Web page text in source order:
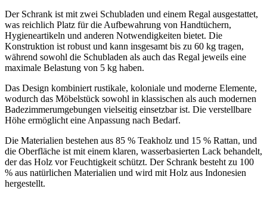
Der Schrank ist mit zwei Schubladen und einem Regal ausgestattet,
was reichlich Platz für die Aufbewahrung von Handtüchern,
Hygieneartikeln und anderen Notwendigkeiten bietet. Die
Konstruktion ist robust und kann insgesamt bis zu 60 kg tragen,
während sowohl die Schubladen als auch das Regal jeweils eine
maximale Belastung von 5 kg haben.
Das Design kombiniert rustikale, koloniale und moderne Elemente,
wodurch das Möbelstück sowohl in klassischen als auch modernen
Badezimmerumgebungen vielseitig einsetzbar ist. Die verstellbare
Höhe ermöglicht eine Anpassung nach Bedarf.
Die Materialien bestehen aus 85 % Teakholz und 15 % Rattan, und
die Oberfläche ist mit einem klaren, wasserbasierten Lack behandelt,
der das Holz vor Feuchtigkeit schützt. Der Schrank besteht zu 100
% aus natürlichen Materialien und wird mit Holz aus Indonesien
hergestellt.